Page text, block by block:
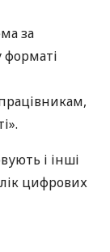
за
і інші
цифрових